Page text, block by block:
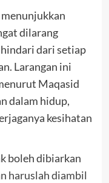
dilarang
dari setiap
Larangan ini
Maqasid
dalam hidup,
kesihatan
boleh dibiarkan
haruslah diambil